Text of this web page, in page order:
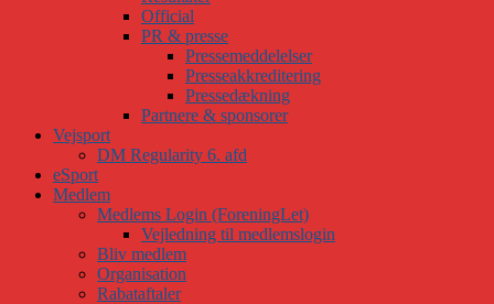
Official
PR & presse
Pressemeddelelser
Presseakkreditering
Pressedækning
Partnere & sponsorer
Vejsport
DM Regularity 6. afd
eSport
Medlem
Medlems Login (ForeningLet)
Vejledning til medlemslogin
Bliv medlem
Organisation
Rabataftaler